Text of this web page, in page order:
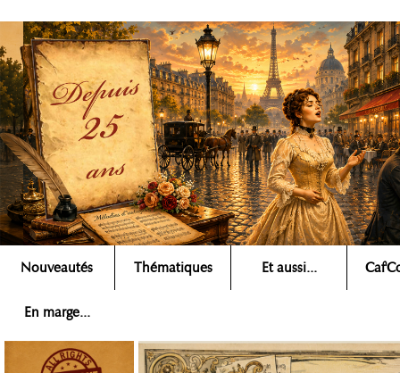
Nouveautés Thématiques Et aussi...
En marge...
Rechercher ▶